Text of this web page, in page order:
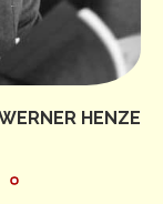
HENZE